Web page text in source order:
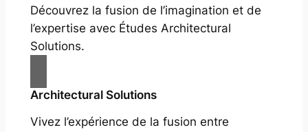
Découvrez la fusion de l’imagination et de
l’expertise avec Études Architectural
Solutions.
Architectural Solutions
Vivez l’expérience de la fusion entre